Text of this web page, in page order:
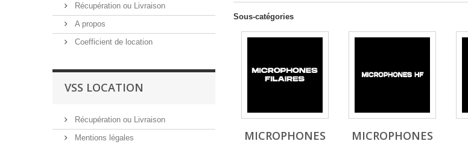
Récupération ou Livraison
A propos
Coefficient de location
VSS LOCATION
Récupération ou Livraison
Mentions légales
Sous-catégories
MICROPHONES
MICROPHONES